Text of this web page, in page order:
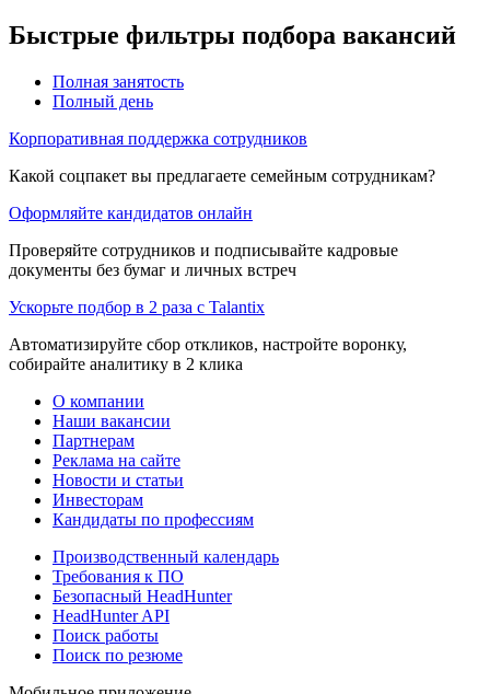
Быстрые фильтры подбора вакансий
Полная занятость
Полный день
Корпоративная поддержка сотрудников
Какой соцпакет вы предлагаете семейным сотрудникам?
Оформляйте кандидатов онлайн
Проверяйте сотрудников и подписывайте кадровые
документы без бумаг и личных встреч
Ускорьте подбор в 2 раза с Talantix
Автоматизируйте сбор откликов, настройте воронку,
собирайте аналитику в 2 клика
О компании
Наши вакансии
Партнерам
Реклама на сайте
Новости и статьи
Инвесторам
Кандидаты по профессиям
Производственный календарь
Требования к ПО
Безопасный HeadHunter
HeadHunter API
Поиск работы
Поиск по резюме